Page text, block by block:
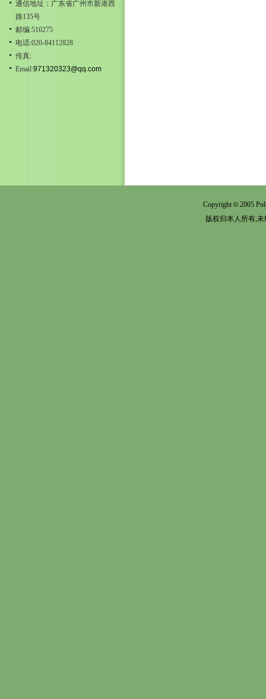
通信地址：广东省广州市新港西
路135号
邮编:510275
电话:020-84112828
传真:
Email:971320323@qq.com
Copyright© 2005
版权归本人所有,